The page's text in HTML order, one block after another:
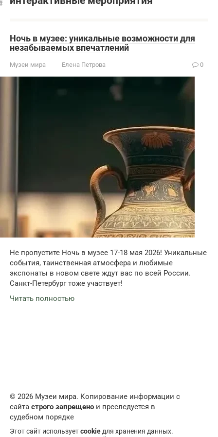
Ночь в музее: уникальные возможности для
незабываемых впечатлений
Музеи мира Елена Петрова 0
Не пропустите Ночь в музее 17-18 мая 2026! Уникальные
события, таинственная атмосфера и любимые
экспонаты в новом свете ждут вас по всей России.
Санкт-Петербург тоже участвует!
Читать полностью
© 2026 Музеи мира. Копирование информации с
сайта строго запрещено и преследуется в
судебном порядке
Этот сайт используетcookie для хранения данных.